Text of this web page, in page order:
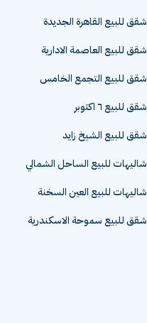
شقق للبيع القاهرة الجديدة
شقق للبيع العاصمة الادارية
شقق للبيع التجمع الخامس
شقق للبيع ٦ اكتوبر
شقق للبيع الشيخ زايد
شاليهات للبيع الساحل الشمالي
شاليهات للبيع العين السخنة
شقق للبيع سموحة الاسكندرية